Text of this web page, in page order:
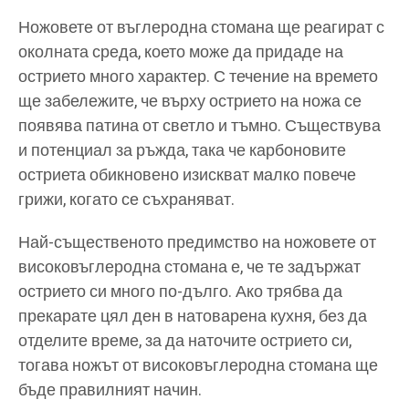
Ножовете от въглеродна стомана ще реагират с
околната среда, което може да придаде на
острието много характер. С течение на времето
ще забележите, че върху острието на ножа се
появява патина от светло и тъмно. Съществува
и потенциал за ръжда, така че карбоновите
остриета обикновено изискват малко повече
грижи, когато се съхраняват.
Най-същественото предимство на ножовете от
високовъглеродна стомана е, че те задържат
острието си много по-дълго. Ако трябва да
прекарате цял ден в натоварена кухня, без да
отделите време, за да наточите острието си,
тогава ножът от високовъглеродна стомана ще
бъде правилният начин.